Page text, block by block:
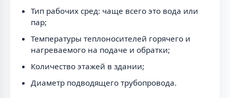
Тип рабочих сред: чаще всего это вода или
пар;
Температуры теплоносителей горячего и
нагреваемого на подаче и обратки;
Количество этажей в здании;
Диаметр подводящего трубопровода.